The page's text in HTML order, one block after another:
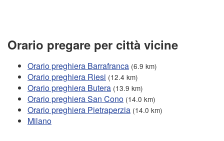
Orario pregare per città vicine
Orario preghiera Barrafranca (6.9 km)
Orario preghiera Riesi (12.4 km)
Orario preghiera Butera (13.9 km)
Orario preghiera San Cono (14.0 km)
Orario preghiera Pietraperzia (14.0 km)
Milano